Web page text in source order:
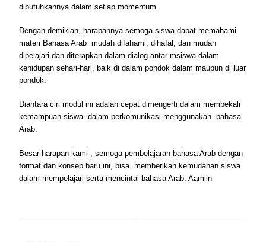
dibutuhkannya dalam setiap momentum.
Dengan demikian, harapannya semoga siswa dapat memahami
materi Bahasa Arab mudah difahami, dihafal, dan mudah
dipelajari dan diterapkan dalam dialog antar msiswa dalam
kehidupan sehari-hari, baik di dalam pondok dalam maupun di luar
pondok.
Diantara ciri modul ini adalah cepat dimengerti dalam membekali
kemampuan siswa dalam berkomunikasi menggunakan bahasa
Arab.
Besar harapan kami , semoga pembelajaran bahasa Arab dengan
format dan konsep baru ini, bisa memberikan kemudahan siswa
dalam mempelajari serta mencintai bahasa Arab. Aamiin